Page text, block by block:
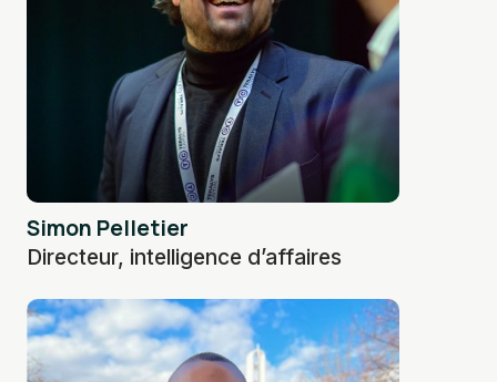
Simon Pelletier
Directeur, intelligence d’affaires